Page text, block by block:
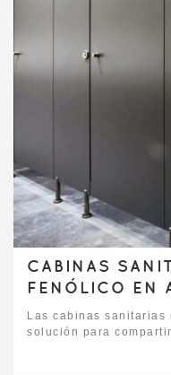
CABINAS
FENÓLICO EN
Las cabinas
solución para